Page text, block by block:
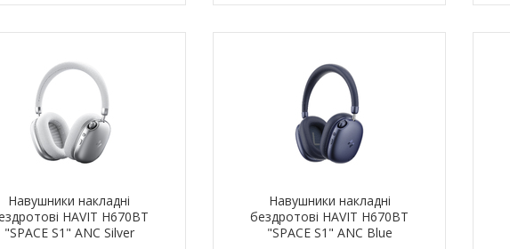
Навушники накладні
HAVIT H670BT
"SPACE S1" ANC Silver
Навушники накладні
бездротові HAVIT H670BT
"SPACE S1" ANC Blue